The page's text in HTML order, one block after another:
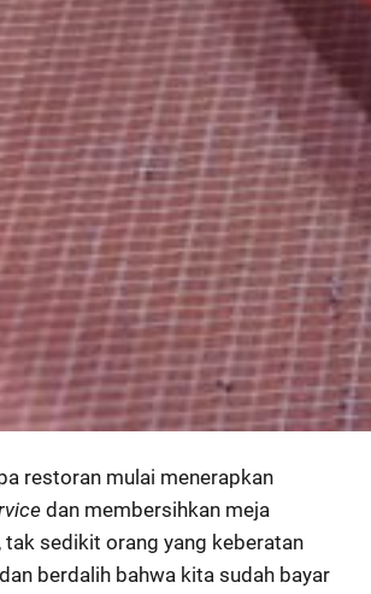
restoran mulai menerapkan
dan membersihkan meja
tak sedikit orang yang keberatan
berdalih bahwa kita sudah bayar